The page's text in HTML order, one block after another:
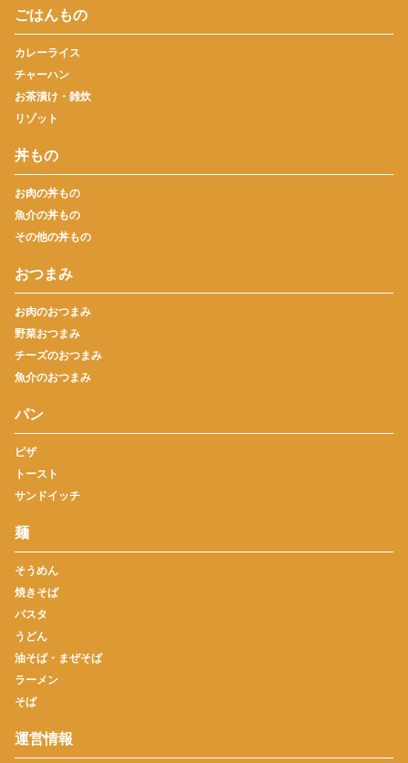
ごはんもの
カレーライス
チャーハン
お茶漬け・雑炊
リゾット
丼もの
お肉の丼もの
魚介の丼もの
その他の丼もの
おつまみ
お肉のおつまみ
野菜おつまみ
チーズのおつまみ
魚介のおつまみ
パン
ピザ
トースト
サンドイッチ
麺
そうめん
焼きそば
パスタ
うどん
油そば・まぜそば
ラーメン
そば
運営情報